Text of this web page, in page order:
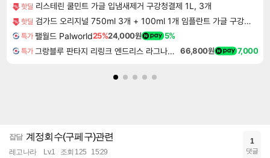
핫딜 리스테린 쿨민트 가글 입냄새제거 구강청결제 1L, 3개
핫딜 검가드 오리지널 750ml 3개 + 100ml 1개 임플란트 가글 구강청결제
특가 팰월드 Palworld25%24,000원 5%
특가 그랑블루 판타지 리링크 엔드리스 라그나로크 Granblue Fantasy Relink Endless Ragnarok 66,800원 7,000
잡담 계정회수(구페구)관련
레고나라 Lv.1 조회 125 15:29
1
댓글